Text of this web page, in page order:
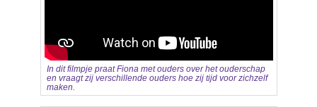
In dit filmpje praat Fiona met ouders over het ouderschap
en vraagt zij verschillende ouders hoe zij tijd voor zichzelf
maken.